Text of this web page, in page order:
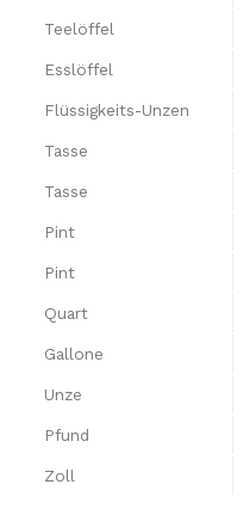
Teelöffel
Esslöffel
Flüssigkeits-Unzen
Tasse
Tasse
Pint
Pint
Quart
Gallone
Unze
Pfund
Zoll